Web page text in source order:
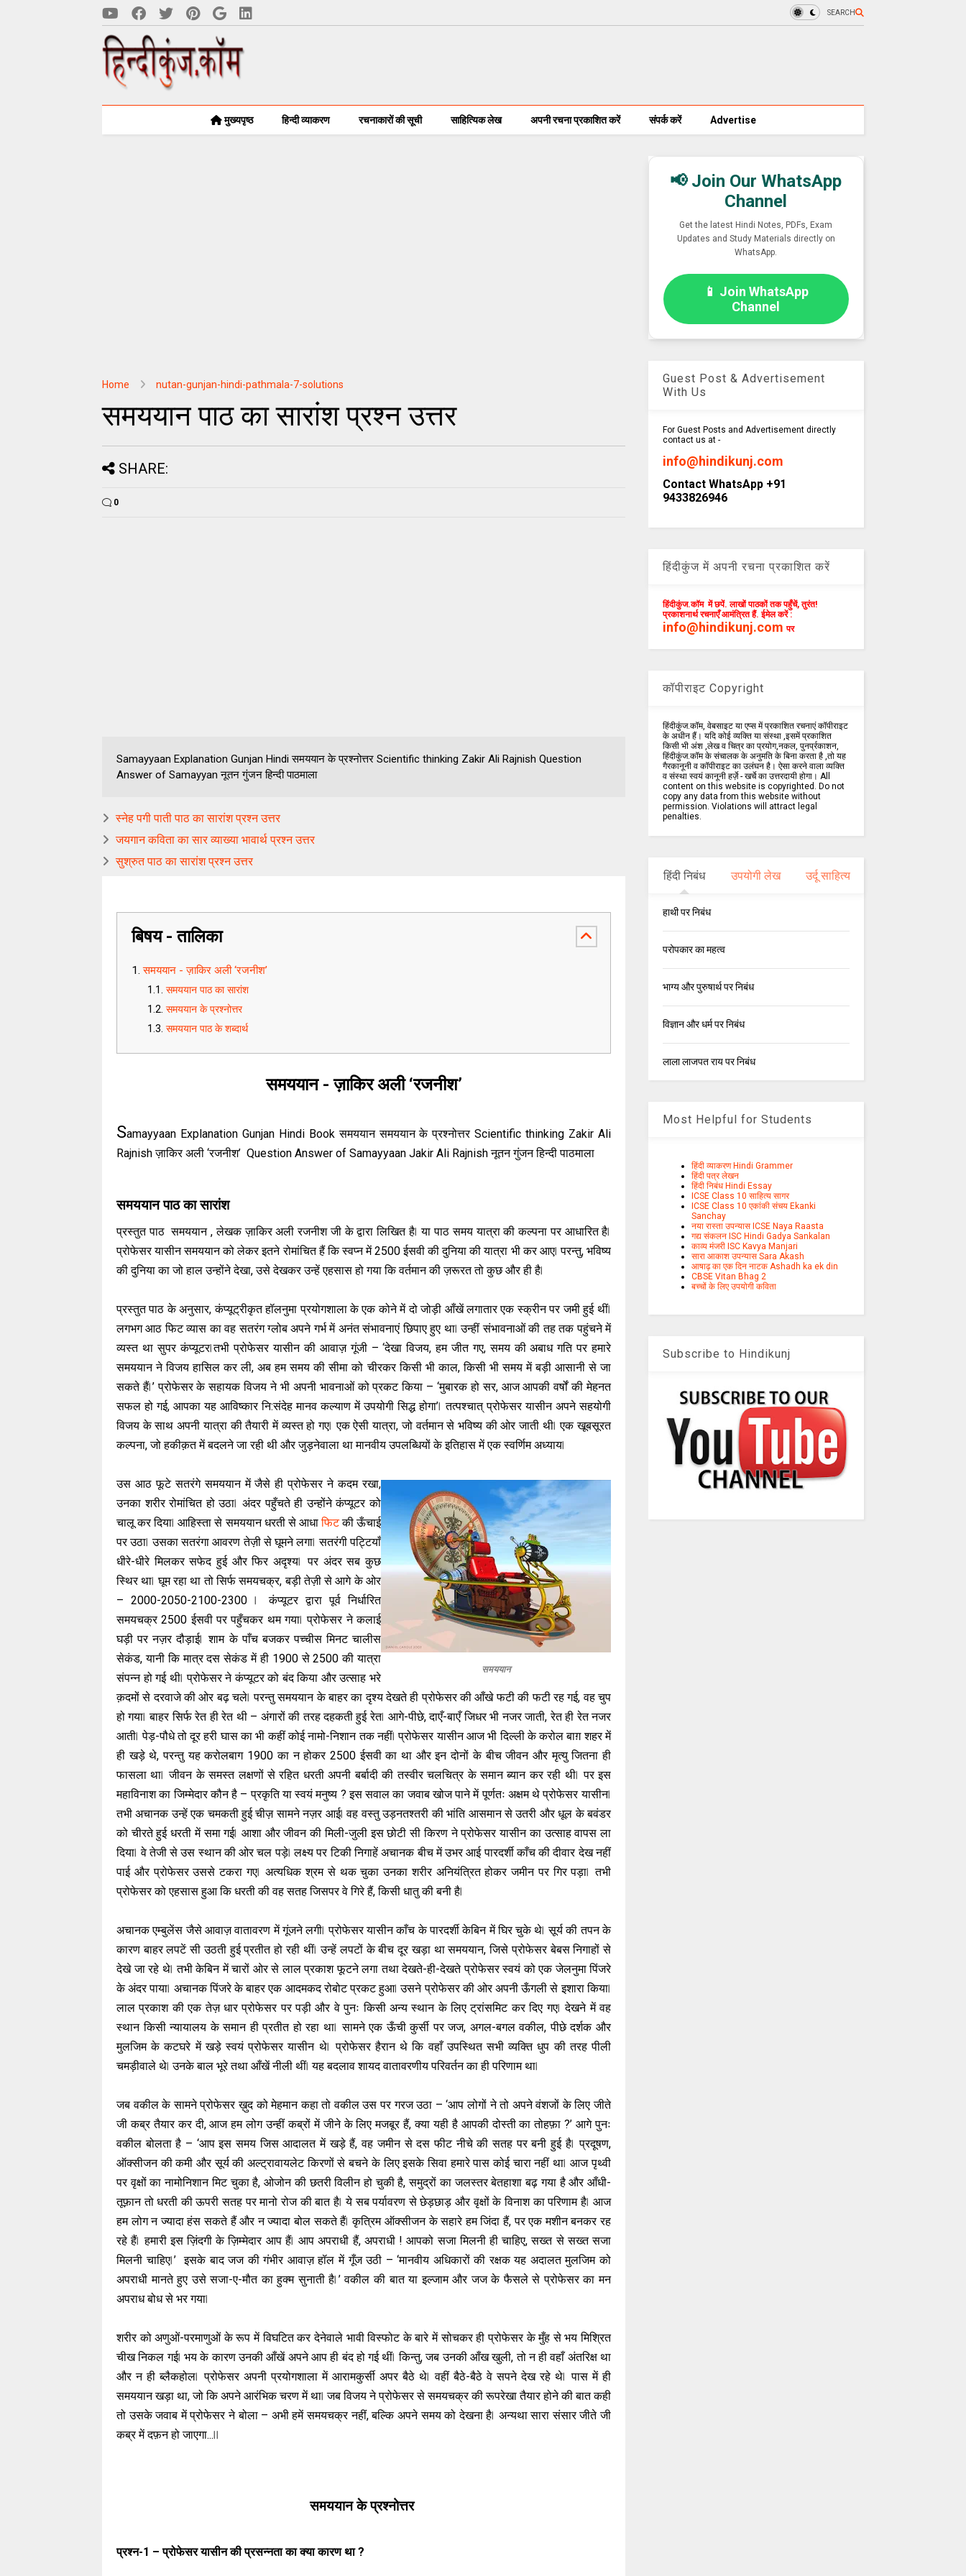
SEARCH
मुख्यपृष्ठ हिन्दी व्याकरण रचनाकारों की सूची साहित्यिक लेख अपनी रचना प्रकाशित करें संपर्क करें Advertise
Home nutan-gunjan-hindi-pathmala-7-solutions
समययान पाठ का सारांश प्रश्न उत्तर
SHARE:
0
Samayyaan Explanation Gunjan Hindi समययान के प्रश्नोत्तर Scientific thinking Zakir Ali Rajnish Question
Answer of Samayyan नूतन गुंजन हिन्दी पाठमाला
स्नेह पगी पाती पाठ का सारांश प्रश्न उत्तर
जयगान कविता का सार व्याख्या भावार्थ प्रश्न उत्तर
सुश्रुत पाठ का सारांश प्रश्न उत्तर
बिषय - तालिका
समययान - ज़ाकिर अली ‘रजनीश’
समययान पाठ का सारांश
समययान के प्रश्नोत्तर
समययान पाठ के शब्दार्थ
समययान - ज़ाकिर अली ‘रजनीश’
Samayyaan Explanation Gunjan Hindi Book समययान समययान के प्रश्नोत्तर Scientific thinking Zakir Ali
Rajnish ज़ाकिर अली ‘रजनीश’ Question Answer of Samayyaan Jakir Ali Rajnish नूतन गुंजन हिन्दी पाठमाला
समययान पाठ का सारांश
प्रस्तुत पाठ समययान , लेखक ज़ाकिर अली रजनीश जी के द्वारा लिखित है ⃒ या पाठ समय यात्रा की कल्पना पर आधारित है ⃒
प्रोफेसर यासीन समययान को लेकर इतने रोमांचित हैं कि स्वप्न में 2500 ईसवी की दुनिया की यात्रा भी कर आए ⃒ परन्तु, भविष्य
की दुनिया का जो हाल उन्होंने देखा, उसे देखकर उन्हें एहसास हो गया कि वर्तमान की ज़रूरत तो कुछ और ही है ⃒
प्रस्तुत पाठ के अनुसार, कंप्यूट्रीकृत हॉलनुमा प्रयोगशाला के एक कोने में दो जोड़ी आँखें लगातार एक स्क्रीन पर जमी हुई थीं ⃒
लगभग आठ फिट व्यास का वह सतरंग ग्लोब अपने गर्भ में अनंत संभावनाएं छिपाए हुए था ⃒ उन्हीं संभावनाओं की तह तक पहुंचने में
व्यस्त था सुपर कंप्यूटर ⃒तभी प्रोफेसर यासीन की आवाज़ गूंजी – ‘देखा विजय, हम जीत गए, समय की अबाध गति पर हमारे
समययान ने विजय हासिल कर ली, अब हम समय की सीमा को चीरकर किसी भी काल, किसी भी समय में बड़ी आसानी से जा
सकते हैं ⃒’ प्रोफेसर के सहायक विजय ने भी अपनी भावनाओं को प्रकट किया – ‘मुबारक हो सर, आज आपकी वर्षों की मेहनत
सफल हो गई, आपका यह आविष्कार नि:संदेह मानव कल्याण में उपयोगी सिद्ध होगा’ ⃒ तत्पश्चात् प्रोफेसर यासीन अपने सहयोगी
विजय के साथ अपनी यात्रा की तैयारी में व्यस्त हो गए ⃒ एक ऐसी यात्रा, जो वर्तमान से भविष्य की ओर जाती थी ⃒ एक खूबसूरत
कल्पना, जो हकीक़त में बदलने जा रही थी और जुड़नेवाला था मानवीय उपलब्धियों के इतिहास में एक स्वर्णिम अध्याय ⃒
समययान
उस आठ फूटे सतरंगे समययान में जैसे ही प्रोफेसर ने कदम रखा,
उनका शरीर रोमांचित हो उठा ⃒ अंदर पहुँचते ही उन्होंने कंप्यूटर को
चालू कर दिया ⃒ आहिस्ता से समययान धरती से आधाफिटकी ऊँचाई
पर उठा ⃒ उसका सतरंगा आवरण तेज़ी से घूमने लगा ⃒ सतरंगी पट्टियाँ
धीरे-धीरे मिलकर सफेद हुई और फिर अदृश्य ⃒ पर अंदर सब कुछ
स्थिर था ⃒ घूम रहा था तो सिर्फ समयचक्र, बड़ी तेज़ी से आगे के ओर
– 2000-2050-2100-2300 ⃒ कंप्यूटर द्वारा पूर्व निर्धारित
समयचक्र 2500 ईसवी पर पहुँचकर थम गया ⃒ प्रोफेसर ने कलाई
घड़ी पर नज़र दौड़ाई ⃒ शाम के पाँच बजकर पच्चीस मिनट चालीस
सेकंड, यानी कि मात्र दस सेकंड में ही 1900 से 2500 की यात्रा
संपन्न हो गई थी ⃒ प्रोफेसर ने कंप्यूटर को बंद किया और उत्साह भरे
क़दमों से दरवाजे की ओर बढ़ चले ⃒ परन्तु समययान के बाहर का दृश्य देखते ही प्रोफेसर की आँखे फटी की फटी रह गई, वह चुप
हो गया ⃒ बाहर सिर्फ रेत ही रेत थी – अंगारों की तरह दहकती हुई रेत ⃒ आगे-पीछे, दाएँ-बाएँ जिधर भी नजर जाती, रेत ही रेत नजर
आती ⃒ पेड़-पौधे तो दूर हरी घास का भी कहीं कोई नामो-निशान तक नहीं ⃒ प्रोफेसर यासीन आज भी दिल्ली के करोल बाग़ शहर में
ही खड़े थे, परन्तु यह करोलबाग 1900 का न होकर 2500 ईसवी का था और इन दोनों के बीच जीवन और मृत्यु जितना ही
फासला था ⃒ जीवन के समस्त लक्षणों से रहित धरती अपनी बर्बादी की तस्वीर चलचित्र के समान ब्यान कर रही थी ⃒ पर इस
महाविनाश का जिम्मेदार कौन है – प्रकृति या स्वयं मनुष्य ? इस सवाल का जवाब खोज पाने में पूर्णतः अक्षम थे प्रोफेसर यासीन ⃒
तभी अचानक उन्हें एक चमकती हुई चीज़ सामने नज़र आई ⃒ वह वस्तु उड़नतश्तरी की भांति आसमान से उतरी और धूल के बवंडर
को चीरते हुई धरती में समा गई ⃒ आशा और जीवन की मिली-जुली इस छोटी सी किरण ने प्रोफेसर यासीन का उत्साह वापस ला
दिया ⃒ वे तेजी से उस स्थान की ओर चल पड़े ⃒ लक्ष्य पर टिकी निगाहें अचानक बीच में उभर आई पारदर्शी काँच की दीवार देख नहीं
पाई और प्रोफेसर उससे टकरा गए ⃒ अत्यधिक श्रम से थक चुका उनका शरीर अनियंत्रित होकर जमीन पर गिर पड़ा ⃒ तभी
प्रोफेसर को एहसास हुआ कि धरती की वह सतह जिसपर वे गिरे हैं, किसी धातु की बनी है ⃒
अचानक एम्बुलेंस जैसे आवाज़ वातावरण में गूंजने लगी ⃒ प्रोफेसर यासीन काँच के पारदर्शी केबिन में घिर चुके थे ⃒ सूर्य की तपन के
कारण बाहर लपटें सी उठती हुई प्रतीत हो रही थीं ⃒ उन्हें लपटों के बीच दूर खड़ा था समययान, जिसे प्रोफेसर बेबस निगाहों से
देखे जा रहे थे ⃒ तभी केबिन में चारों ओर से लाल प्रकाश फूटने लगा तथा देखते-ही-देखते प्रोफेसर स्वयं को एक जेलनुमा पिंजरे
के अंदर पाया ⃒ अचानक पिंजरे के बाहर एक आदमकद रोबोट प्रकट हुआ ⃒ उसने प्रोफेसर की ओर अपनी ऊँगली से इशारा किया ⃒
लाल प्रकाश की एक तेज़ धार प्रोफेसर पर पड़ी और वे पुनः किसी अन्य स्थान के लिए ट्रांसमिट कर दिए गए ⃒ देखने में वह
स्थान किसी न्यायालय के समान ही प्रतीत हो रहा था ⃒ सामने एक ऊँची कुर्सी पर जज, अगल-बगल वकील, पीछे दर्शक और
मुलजिम के कटघरे में खड़े स्वयं प्रोफेसर यासीन थे ⃒ प्रोफेसर हैरान थे कि वहाँ उपस्थित सभी व्यक्ति धुप की तरह पीली
चमड़ीवाले थे ⃒ उनके बाल भूरे तथा आँखें नीली थीं ⃒ यह बदलाव शायद वातावरणीय परिवर्तन का ही परिणाम था ⃒
जब वकील के सामने प्रोफेसर ख़ुद को मेहमान कहा तो वकील उस पर गरज उठा – ‘आप लोगों ने तो अपने वंशजों के लिए जीते
जी कब्र तैयार कर दी, आज हम लोग उन्हीं कब्रों में जीने के लिए मजबूर हैं, क्या यही है आपकी दोस्ती का तोहफ़ा ?’ आगे पुनः
वकील बोलता है – ‘आप इस समय जिस आदालत में खड़े हैं, वह जमीन से दस फीट नीचे की सतह पर बनी हुई है ⃒ प्रदूषण,
ऑक्सीजन की कमी और सूर्य की अल्ट्रावायलेट किरणों से बचने के लिए इसके सिवा हमारे पास कोई चारा नहीं था ⃒ आज पृथ्वी
पर वृक्षों का नामोनिशान मिट चुका है, ओजोन की छतरी विलीन हो चुकी है, समुद्रों का जलस्तर बेतहाशा बढ़ गया है और आँधी-
तूफ़ान तो धरती की ऊपरी सतह पर मानो रोज की बात है ⃒ ये सब पर्यावरण से छेड़छाड़ और वृक्षों के विनाश का परिणाम है ⃒ आज
हम लोग न ज्यादा हंस सकते हैं और न ज्यादा बोल सकते हैं ⃒ कृत्रिम ऑक्सीजन के सहारे हम जिंदा हैं, पर एक मशीन बनकर रह
रहे हैं ⃒ हमारी इस ज़िंदगी के ज़िम्मेदार आप हैं ⃒ आप अपराधी हैं, अपराधी ! आपको सजा मिलनी ही चाहिए, सख्त से सख्त सजा
मिलनी चाहिए ⃒’ इसके बाद जज की गंभीर आवाज़ हॉल में गूँज उठी – ‘मानवीय अधिकारों की रक्षक यह अदालत मुलजिम को
अपराधी मानते हुए उसे सजा-ए-मौत का हुक्म सुनाती है ⃒’ वकील की बात या इल्जाम और जज के फैसले से प्रोफेसर का मन
अपराध बोध से भर गया ⃒
शरीर को अणुओं-परमाणुओं के रूप में विघटित कर देनेवाले भावी विस्फोट के बारे में सोचकर ही प्रोफेसर के मुँह से भय मिश्रित
चीख निकल गई ⃒ भय के कारण उनकी आँखें अपने आप ही बंद हो गई थीं ⃒ किन्तु, जब उनकी आँख खुली, तो न ही वहाँ अंतरिक्ष था
और न ही ब्लैकहोल ⃒ प्रोफेसर अपनी प्रयोगशाला में आरामकुर्सी अपर बैठे थे ⃒ वहीं बैठे-बैठे वे सपने देख रहे थे ⃒ पास में ही
समययान खड़ा था, जो कि अपने आरंभिक चरण में था ⃒ जब विजय ने प्रोफेसर से समयचक्र की रूपरेखा तैयार होने की बात कही
तो उसके जवाब में प्रोफेसर ने बोला – अभी हमें समयचक्र नहीं, बल्कि अपने समय को देखना है ⃒ अन्यथा सारा संसार जीते जी
कब्र में दफ़न हो जाएगा... ⃒ ⃒
समययान के प्रश्नोत्तर
प्रश्न-1 – प्रोफेसर यासीन की प्रसन्नता का क्या कारण था ?
📢 Join Our WhatsApp
Channel
Get the latest Hindi Notes, PDFs, Exam
Updates and Study Materials directly on
WhatsApp.
📱 Join WhatsApp
Channel
Guest Post & Advertisement
With Us
For Guest Posts and Advertisement directly
contact us at -
info@hindikunj.com
Contact WhatsApp +91
9433826946
हिंदीकुंज में अपनी रचना प्रकाशित करें
हिंदीकुंज.कॉम में छपें. लाखों पाठकों तक पहुँचें, तुरंत!
प्रकाशनार्थ रचनाएँ आमंत्रित हैं. ईमेल करें :
info@hindikunj.com पर
कॉपीराइट Copyright
हिंदीकुंज.कॉम, वेबसाइट या एप्स में प्रकाशित रचनाएं कॉपीराइट
के अधीन हैं। यदि कोई व्यक्ति या संस्था ,इसमें प्रकाशित
किसी भी अंश ,लेख व चित्र का प्रयोग,नकल, पुनर्प्रकाशन,
हिंदीकुंज.कॉम के संचालक के अनुमति के बिना करता है ,तो यह
गैरकानूनी व कॉपीराइट का उलंघन है। ऐसा करने वाला व्यक्ति
व संस्था स्वयं कानूनी हर्ज़े - खर्चे का उत्तरदायी होगा। All
content on this website is copyrighted. Do not
copy any data from this website without
permission. Violations will attract legal
penalties.
हिंदी निबंध उपयोगी लेख उर्दू साहित्य
हाथी पर निबंध
परोपकार का महत्व
भाग्य और पुरुषार्थ पर निबंध
विज्ञान और धर्म पर निबंध
लाला लाजपत राय पर निबंध
Most Helpful for Students
हिंदी व्याकरण Hindi Grammer
हिंदी पत्र लेखन
हिंदी निबंध Hindi Essay
ICSE Class 10 साहित्य सागर
ICSE Class 10 एकांकी संचय Ekanki
Sanchay
नया रास्ता उपन्यास ICSE Naya Raasta
गद्य संकलन ISC Hindi Gadya Sankalan
काव्य मंजरी ISC Kavya Manjari
सारा आकाश उपन्यास Sara Akash
आषाढ़ का एक दिन नाटक Ashadh ka ek din
CBSE Vitan Bhag 2
बच्चों के लिए उपयोगी कविता
Subscribe to Hindikunj